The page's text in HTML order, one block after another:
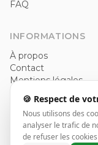
FAQ
INFORMATIONS
À propos
Contact
Mentions légales
CGU🍪 Respect de
Nous utilisons des
analyser le trafic de
de refuser les